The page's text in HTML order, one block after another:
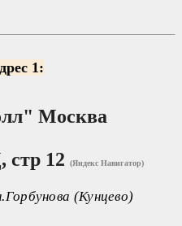
1:
Москва
12 (Яндекс Навигатор)
(Кунцево)